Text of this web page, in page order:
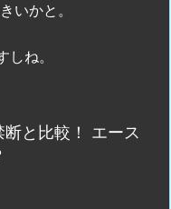
いかと。
ね。
と比較！ エース